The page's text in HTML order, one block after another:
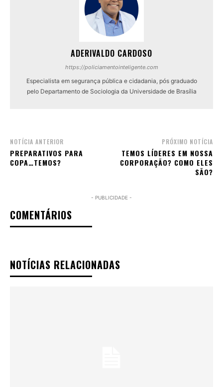
ADERIVALDO CARDOSO
https://policiamentointeligente.com
Especialista em segurança pública e cidadania, pós graduado
pelo Departamento de Sociologia da Universidade de Brasília
NOTÍCIA ANTERIOR
PREPARATIVOS PARA
COPA…TEMOS?
PRÓXIMO NOTÍCIA
TEMOS LÍDERES EM NOSSA
CORPORAÇÃO? COMO ELES
SÃO?
- PUBLICIDADE -
COMENTÁRIOS
NOTÍCIAS RELACIONADAS